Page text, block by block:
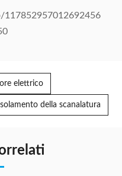
elettrico
della scanalatura